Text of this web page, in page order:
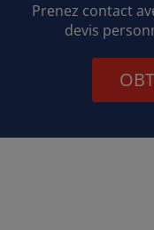
Prenez contact
devis